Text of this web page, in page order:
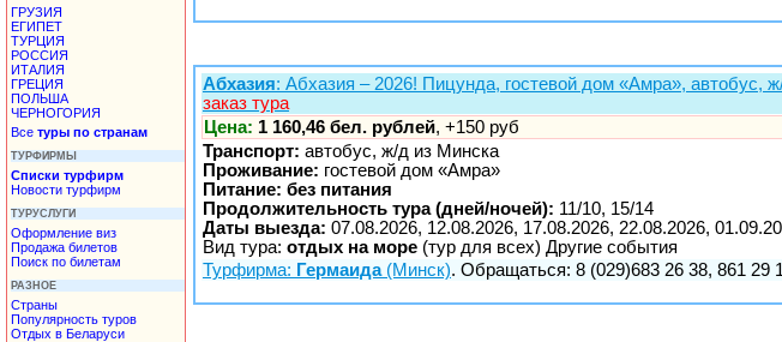
ГРУЗИЯ
ЕГИПЕТ
ТУРЦИЯ
РОССИЯ
ИТАЛИЯ
ГРЕЦИЯ
ПОЛЬША
ЧЕРНОГОРИЯ
Все туры по странам
ТУРФИРМЫ
Списки турфирм
Новости турфирм
ТУРУСЛУГИ
Оформление виз
Продажа билетов
Поиск по билетам
РАЗНОЕ
Страны
Популярность туров
Отдых в Беларуси
Абхазия: Абхазия – 2026! Пицунда, гостевой дом «Амра», автобус,
заказ тура
Цена: 1 160,46 бел. рублей, +150 руб
Транспорт: автобус, ж/д из Минска
Проживание: гостевой дом «Амра»
Питание: без питания
Продолжительность тура (дней/ночей): 11/10, 15/14
Даты выезда: 07.08.2026, 12.08.2026, 17.08.2026, 22.08.2026,
Вид тура: отдых на море (тур для всех) Другие события
Турфирма: Гермаида(Минск). Обращаться: 8 (029)683 26 38, 861 29